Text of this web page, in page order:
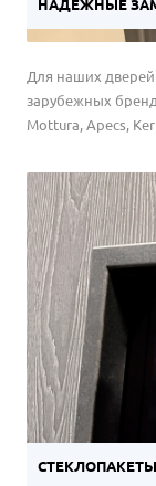
НАДЕЖНЫЕ
Для наших
зарубежных
Mottura, Apecs,
СТЕКЛОПАКЕТЫ